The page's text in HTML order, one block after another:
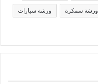
ورشة سمكرة ورشة سيارات